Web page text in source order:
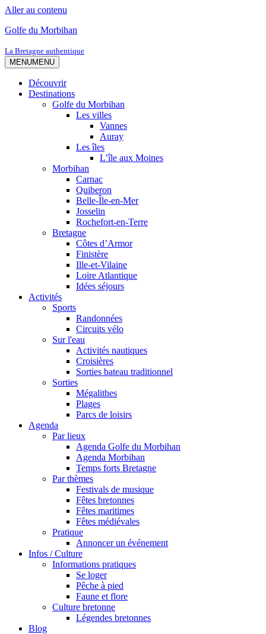
Aller au contenu
Golfe du Morbihan
La Bretagne authentique
MENUMENU
Découvrir
Destinations
Golfe du Morbihan
Les villes
Vannes
Auray
Les îles
L’île aux Moines
Morbihan
Carnac
Quiberon
Belle-Île-en-Mer
Josselin
Rochefort-en-Terre
Bretagne
Côtes d’Armor
Finistère
Ille-et-Vilaine
Loire Atlantique
Idées séjours
Activités
Sports
Randonnées
Circuits vélo
Sur l'eau
Activités nautiques
Croisières
Sorties bateau traditionnel
Sorties
Mégalithes
Plages
Parcs de loisirs
Agenda
Par lieux
Agenda Golfe du Morbihan
Agenda Morbihan
Temps forts Bretagne
Par thèmes
Festivals de musique
Fêtes bretonnes
Fêtes maritimes
Fêtes médiévales
Pratique
Annoncer un événement
Infos / Culture
Informations pratiques
Se loger
Pêche à pied
Faune et flore
Culture bretonne
Légendes bretonnes
Blog